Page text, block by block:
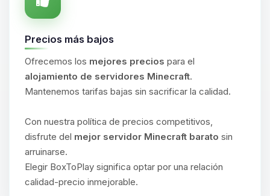
Precios más bajos
Ofrecemos los mejores precios para el
alojamiento de servidores Minecraft.
Mantenemos tarifas bajas sin sacrificar la calidad.
Con nuestra política de precios competitivos,
disfrute del mejor servidor Minecraft barato sin
arruinarse.
Elegir BoxToPlay significa optar por una relación
calidad-precio inmejorable.